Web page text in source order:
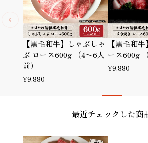
【黒毛和牛】しゃぶしゃ
ぶ ロース600g （4～6人
前）
¥9,880
【黒毛和
ース600g
¥9,880
最近チェックした商